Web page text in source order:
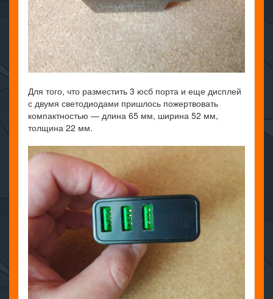
Для того, что разместить 3 юсб порта и еще дисплей
с двумя светодиодами пришлось пожертвовать
компактностью — длина 65 мм, ширина 52 мм,
толщина 22 мм.